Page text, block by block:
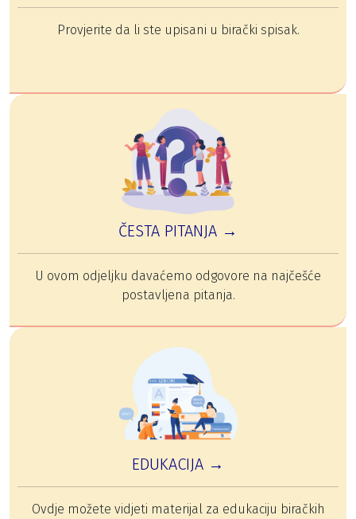
Provjerite da li ste upisani u birački spisak.
ČESTA PITANJA →
U ovom odjeljku davaćemo odgovore na najčešće
postavljena pitanja.
EDUKACIJA →
Ovdje možete vidjeti materijal za edukaciju biračkih